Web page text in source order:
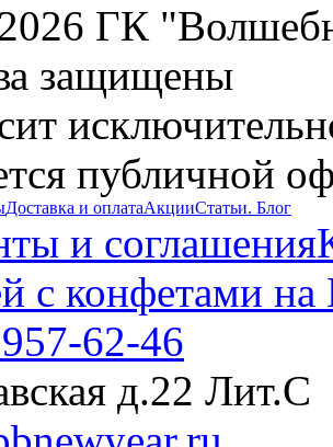
ГК
защищены
публичной
Доставка и оплатаАкцииСтатьи. Блог
и соглашения
с конфетами
62-46
д.22 Лит.С